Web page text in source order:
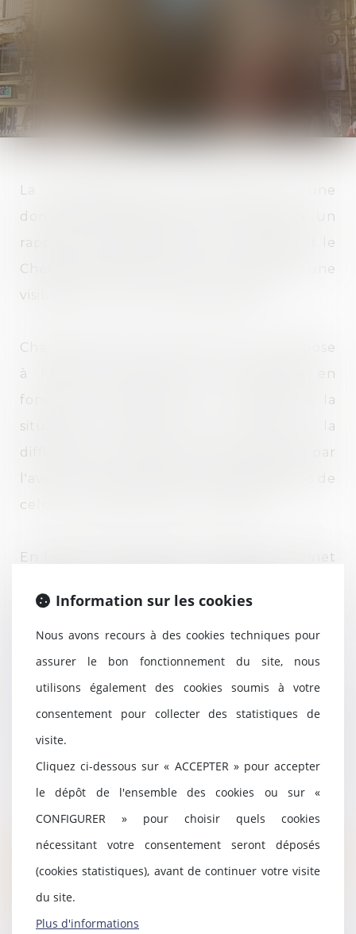
La transparence des honoraires est une
donnée fondamentale pour entretenir un
rapport de confiance entre le Cabinet et le
Chef d’entreprise et offrir à ce dernier une
visibilité sur le coût des prestations.
Chaque situation est unique et la Loi impose
à l’Avocat de définir ses honoraires en
fonction, notamment, des « usages, de la
situation de fortune du client, de la
difficulté de l'affaire, des frais exposés par
l'avocat, de sa notoriété et des diligences de
celui-ci. » (Article 10 Loi n° 71-1130).
En fonction de la mission confiée, le cabinet
convention d’honoraires adaptée à la
situation :
Une facturation au temps passé
Une facturation forfaitaire
Une facturation sous forme
d'abonnement
Un honoraire complémentaire de résultat
Médiateur national de la
consommation de la
profession d'avocat
Information sur les cookies
Nous avons recours à des cookies techniques pour
assurer le bon fonctionnement du site, nous
utilisons également des cookies soumis à votre
consentement pour collecter des statistiques de
visite.
Cliquez ci-dessous sur « ACCEPTER » pour accepter
le dépôt de l'ensemble des cookies ou sur «
CONFIGURER » pour choisir quels cookies
nécessitant votre consentement seront déposés
(cookies statistiques), avant de continuer votre visite
du site.
Plus d'informations